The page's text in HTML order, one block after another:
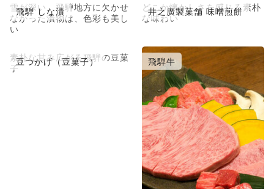
飛騨 しな漬
雪が深い、飛騨地方に欠かせ
なかった漬物は、色彩も美し
い
井之廣製菓舗 味噌煎餅
どこか懐かしさを感じる素朴
な味わい
豆つかげ（豆菓子）
素朴な甘み広がる飛騨の豆菓
子
飛騨牛